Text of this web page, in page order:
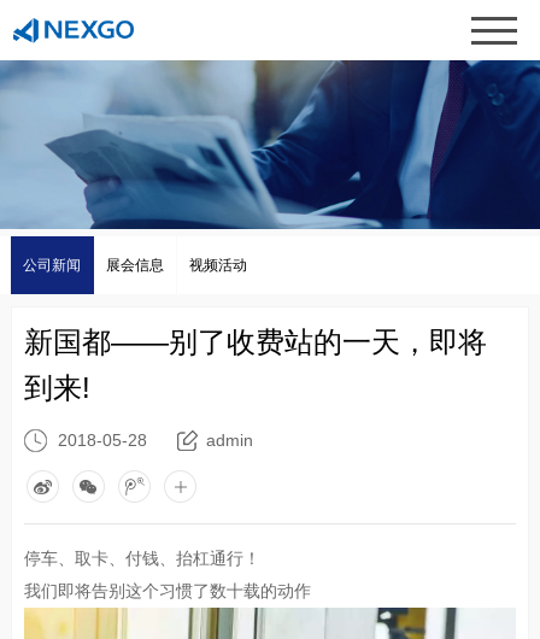
公司新闻 展会信息 视频活动
新国都——别了收费站的一天，即将
到来!
2018-05-28 admin
停车、取卡、付钱、抬杠通行！
我们即将告别这个习惯了数十载的动作